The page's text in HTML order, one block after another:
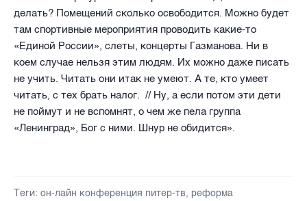
делать? Помещений сколько освободится. Можно будет
там спортивные мероприятия проводить какие-то
«Единой России», слеты, концерты Газманова. Ни в
коем случае нельзя этим людям. Их можно даже писать
не учить. Читать они итак не умеют. А те, кто умеет
читать, с тех брать налог. // Ну, а если потом эти дети
не поймут и не вспомнят, о чем же пела группа
«Ленинград», Бог с ними. Шнур не обидится».
Теги: он-лайн конференция питер-тв, реформа